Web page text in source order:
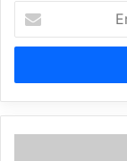
your
Email